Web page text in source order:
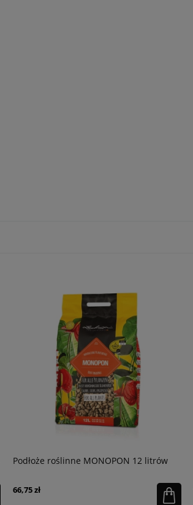
Podłoże roślinne MONOPON 12 litrów
66,75 zł